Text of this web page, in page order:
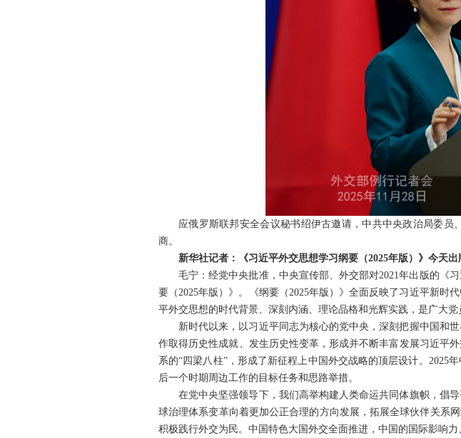
应俄罗斯联邦安全会议秘书绍伊古邀请，中共中央政治局委
商。
新华社记者：《习近平外交思想学习纲要（2025年版）》今天
毛宁：经党中央批准，中央宣传部、外交部对2021年出版的《
要（2025年版）》。《纲要（2025年版）》全面反映了习近平新时
平外交思想的时代背景、深刻内涵、理论品格和光辉实践，是广大
新时代以来，以习近平同志为核心的党中央，深刻把握中国和
作取得历史性成就、发生历史性变革，形成并不断丰富发展习近平
系的“四梁八柱”，形成了新征程上中国外交战略的顶层设计。2025
后一个时期周边工作的目标任务和思路举措。
在党中央坚强领导下，我们高举构建人类命运共同体旗帜，倡
球治理体系变革向着更加公正合理的方向发展，拓展全球伙伴关系
积极践行外交为民。中国特色大国外交全面推进，中国的国际影响力